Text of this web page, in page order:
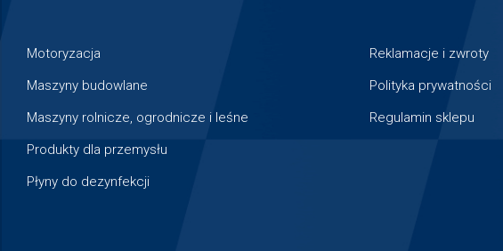
Motoryzacja
Maszyny budowlane
Maszyny rolnicze, ogrodnicze i leśne
Produkty dla przemysłu
Płyny do dezynfekcji
Reklamacje i zwroty
Polityka prywatności
Regulamin sklepu